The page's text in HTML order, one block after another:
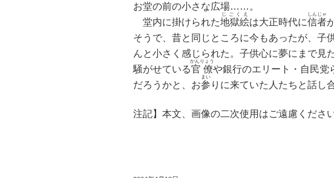
お堂の前の小さな広場……。
堂内に掛けられた地獄絵
じごくえ
は大正時代に信者
しんじゃ
そうで、昔と同じところに今もあったが、子
んと小さく感じられた。子供心に夢にまで見
騒がせている官僚
かんりょう
や銀行のエリート・自民党
だろうかと、お参
まい
りに来ていた人たちと話し
注記】本文、画像の二次使用はご遠慮ください